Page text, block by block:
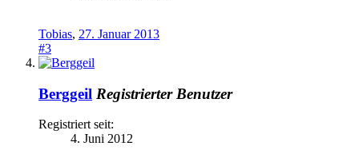
Tobias, 27. Januar 2013
#3
Berggeil Registrierter Benutzer
Registriert seit:
4. Juni 2012